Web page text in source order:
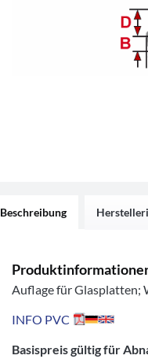
Beschreibung
Auflage für Glasplatten;
INFO PVC
Basispreis gültig für